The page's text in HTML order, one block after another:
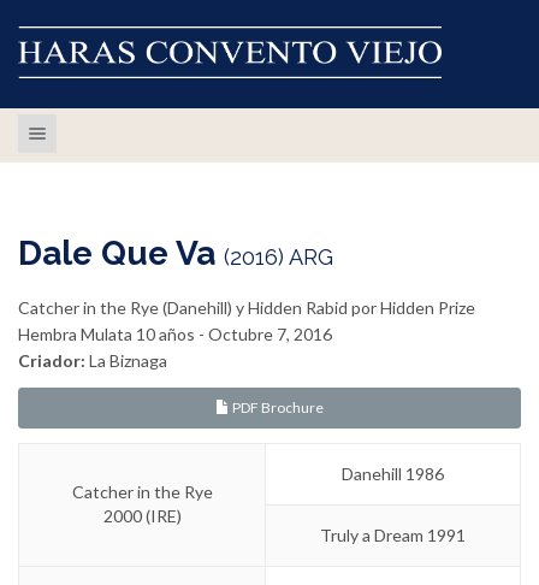
Dale Que Va (2016) ARG
Catcher in the Rye (Danehill) y Hidden Rabid por Hidden Prize
Hembra Mulata 10 años - Octubre 7, 2016
Criador: La Biznaga
PDF Brochure
Catcher in the Rye
2000 (IRE)
Danehill 1986
Truly a Dream 1991